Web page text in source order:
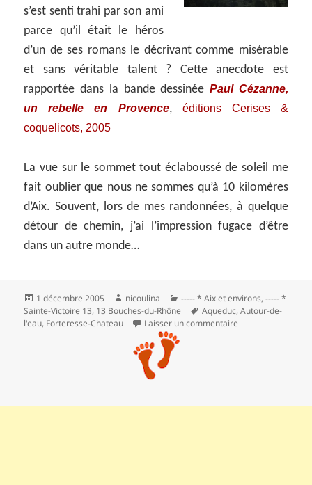
s’est senti trahi par son ami
parce qu’il était le héros
d’un de ses romans le décrivant comme misérable
et sans véritable talent ? Cette anecdote est
rapportée dans la bande dessinée Paul Cézanne,
un rebelle en Provence, éditions Cerises &
coquelicots, 2005
La vue sur le sommet tout éclaboussé de soleil me
fait oublier que nous ne sommes qu’à 10 kilomères
d’Aix. Souvent, lors de mes randonnées, à quelque
détour de chemin, j’ai l’impression fugace d’être
dans un autre monde…
Publié
le
1 décembre 2005 Auteur
nicoulina Catégories
----- * Aix et environs,----- *
Sainte-Victoire 13, 13 Bouches-du-Rhône Mots-
clés
Aqueduc,Autour-de-
l'eau, Forteresse-Chateau Laisser un commentaire